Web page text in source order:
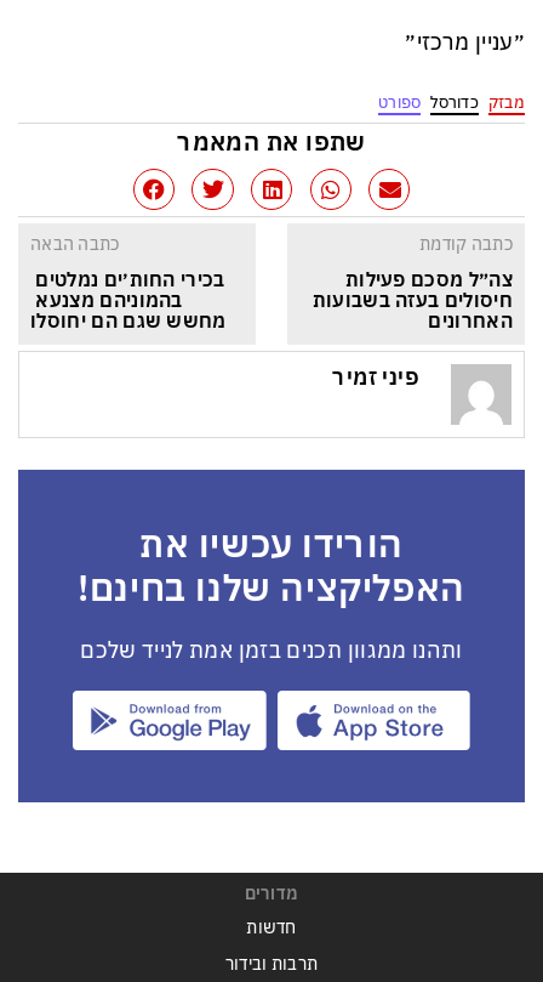
״עניין מרכזי״
מבזק כדורסל ספורט
שתפו את המאמר
כתבה קודמת
צה״ל מסכם פעילות
חיסולים בעזה בשבועות
האחרונים
כתבה הבאה
בכירי החות׳ים נמלטים
בהמוניהם מצנעא
מחשש שגם הם יחוסלו
פיני זמיר
הורידו עכשיו את
האפליקציה שלנו בחינם!
ותהנו ממגוון תכנים בזמן אמת לנייד שלכם
מדורים
חדשות
תרבות ובידור